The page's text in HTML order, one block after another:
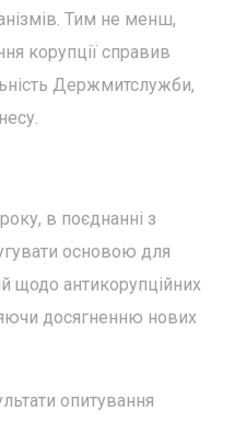
Тим не менш,
корупції справив
Держмитслужби,
в поєднанні з
основою для
щодо антикорупційних
досягненню нових
опитування